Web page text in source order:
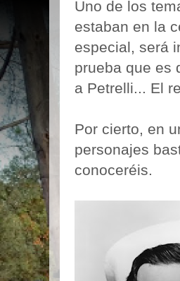
Uno de los
estaban en la
especial, será
prueba que es
a Petrelli... El
Por cierto, en
personajes
conoceréis.